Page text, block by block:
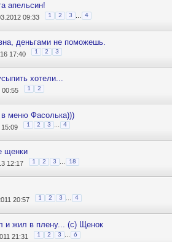
апельсин!
09:33 1 2 3 4
деньгами не поможешь.
17:40 1 2 3
хотели...
00:55 1 2
в меню Фасолька)))
15:09 1 2 3 4
щенки
12:17 1 2 3 18
20:57 1 2 3 4
и жил в плену... (с) Щенок
21:31 1 2 3 6